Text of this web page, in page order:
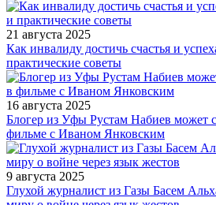
21 августа 2025
Как инвалиду достичь счастья и
практические советы
16 августа 2025
Блогер из Уфы Рустам Набиев может
фильме с Иваном Янковским
9 августа 2025
Глухой журналист из Газы Басем